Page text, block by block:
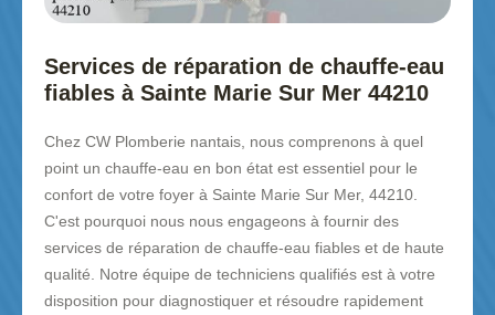
Services de réparation de chauffe-eau
fiables à Sainte Marie Sur Mer 44210
Chez CW Plomberie nantais, nous comprenons à quel
point un chauffe-eau en bon état est essentiel pour le
confort de votre foyer à Sainte Marie Sur Mer, 44210.
C'est pourquoi nous nous engageons à fournir des
services de réparation de chauffe-eau fiables et de haute
qualité. Notre équipe de techniciens qualifiés est à votre
disposition pour diagnostiquer et résoudre rapidement